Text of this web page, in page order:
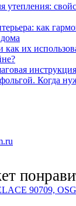
утепления:
как
как их
Когда
90709,